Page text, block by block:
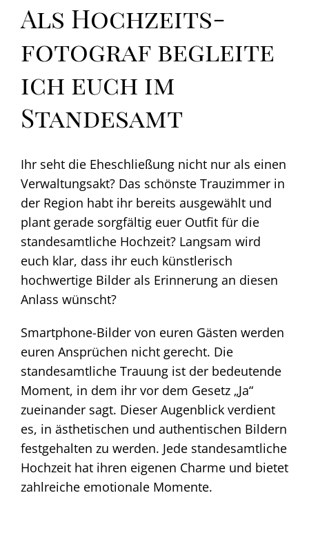
Als Hochzeits­
fotograf begleite
ich euch im
Standesamt
Ihr seht die Eheschließung nicht nur als einen
Verwaltungsakt? Das schönste Trauzimmer in
der Region habt ihr bereits ausgewählt und
plant gerade sorgfältig euer Outfit für die
standesamtliche Hochzeit? Langsam wird
euch klar, dass ihr euch künstlerisch
hochwertige Bilder als Erinnerung an diesen
Anlass wünscht?
Smartphone-Bilder von euren Gästen werden
euren Ansprüchen nicht gerecht. Die
standesamtliche Trauung ist der bedeutende
Moment, in dem ihr vor dem Gesetz „Ja“
zueinander sagt. Dieser Augenblick verdient
es, in ästhetischen und authentischen Bildern
festgehalten zu werden. Jede standesamtliche
Hochzeit hat ihren eigenen Charme und bietet
zahlreiche emotionale Momente.